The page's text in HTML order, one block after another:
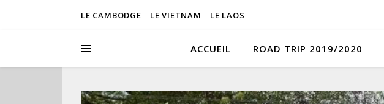
LE CAMBODGE LE VIETNAM LE LAOS
ACCUEIL ROAD TRIP 2019/2020